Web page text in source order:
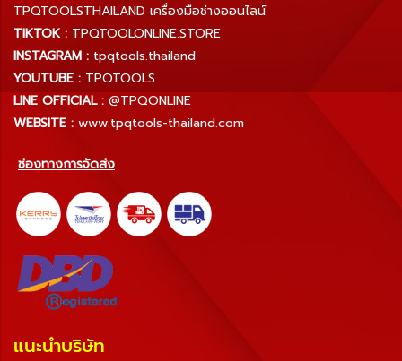
TPQTOOLSTHAILAND เครื่องมือช่างออนไลน์
TIKTOK : TPQTOOLONLINE.STORE
INSTAGRAM : tpqtools.thailand
YOUTUBE : TPQTOOLS
LINE OFFICIAL : @TPQONLINE
WEBSITE : www.tpqtools-thailand.com
ช่องทางการจัดส่ง
แนะนำบริษัท